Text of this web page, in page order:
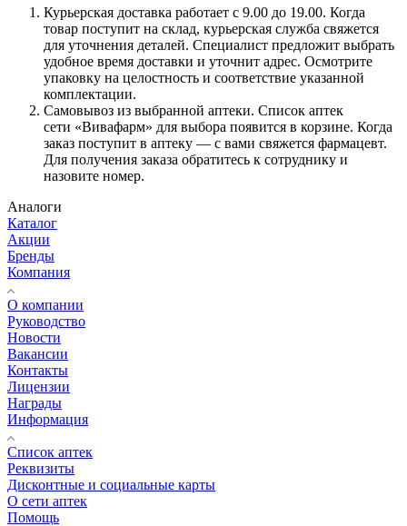
Курьерская доставка работает с 9.00 до 19.00. Когда
товар поступит на склад, курьерская служба свяжется
для уточнения деталей. Специалист предложит выбрать
удобное время доставки и уточнит адрес. Осмотрите
упаковку на целостность и соответствие указанной
комплектации.
Самовывоз из выбранной аптеки. Список аптек
сети «Вивафарм» для выбора появится в корзине. Когда
заказ поступит в аптеку — с вами свяжется фармацевт.
Для получения заказа обратитесь к сотруднику и
назовите номер.
Аналоги
Каталог
Акции
Бренды
Компания
О компании
Руководство
Новости
Вакансии
Контакты
Лицензии
Награды
Информация
Список аптек
Реквизиты
Дисконтные и социальные карты
О сети аптек
Помощь